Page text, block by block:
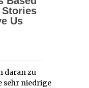
daran zu
sehr niedrige